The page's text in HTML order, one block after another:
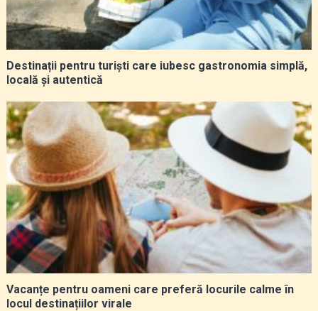
Destinații pentru turiști care iubesc gastronomia simplă,
locală și autentică
Vacanțe pentru oameni care preferă locurile calme în
locul destinațiilor virale